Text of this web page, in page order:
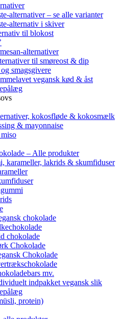
alternativer – se alle varianter
alternativ i skiver
til blokost
alternativer
til smøreost & dip
smagsgivere
vegansk kød & åst
kokosfløde & kokosmælk
& mayonnaise
– Alle produkter
karameller, lakrids & skumfiduser
chokolade
chokolade
Chokolade
Chokolade
mv.
indpakket vegansk slik
protein)